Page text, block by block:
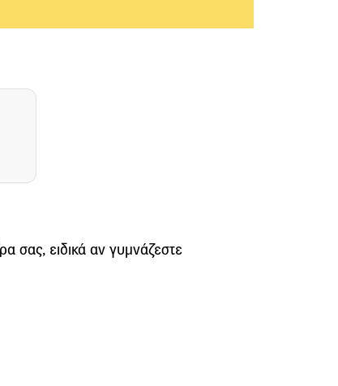
σας, ειδικά αν γυμνάζεστε